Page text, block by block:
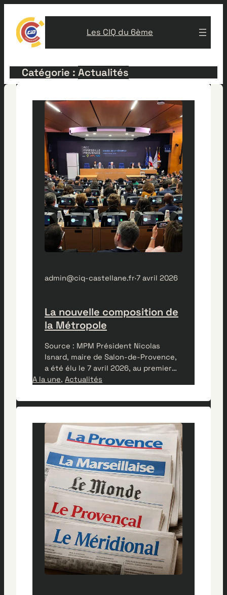
contenu
Les CIQ du 6ème
Catégorie :Actualités
admin@ciq-castellane.fr·7 avril 2026
La nouvelle composition de
la Métropole
Source : MPM Président Nicolas
Isnard, maire de Salon-de-Provence,
a été élu le 7 avril 2026, au premier
tour, président de la Métropole Aix-
237 suffrages exprimés C’est lui qui
du conseil de la Métropole. Il est
l’ordonnateur des dépenses de la
Métropole qu’il représente en…
A la une, Actualités